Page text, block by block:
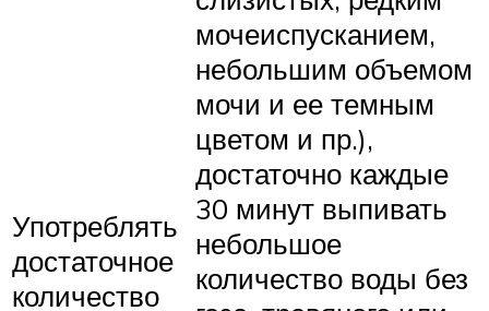
Употреблять
достаточное
количество
мочеиспусканием,
небольшим объемом
мочи и ее темным
цветом и пр.),
достаточно каждые
30 минут выпивать
небольшое
количество воды без